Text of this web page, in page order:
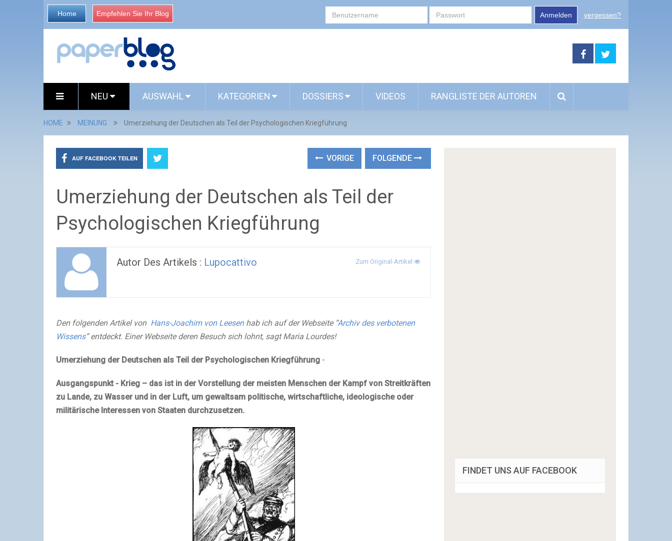
Home Empfehlen Sie Ihr Blog Anmelden vergessen?
NEU AUSWAHL KATEGORIEN DOSSIERS VIDEOS RANGLISTE DER AUTOREN
HOME MEINUNG Umerziehung der Deutschen als Teil der Psychologischen Kriegführung
AUF FACEBOOK TEILEN VORIGE FOLGENDE
Umerziehung der Deutschen als Teil der
Psychologischen Kriegführung
Autor Des Artikels : Lupocattivo Zum Original-Artikel
Den folgenden Artikel von Hans-Joachim von Leesenhab ich auf der Webseite “Archiv des verbotenen
Wissens” entdeckt. Einer Webseite deren Besuch sich lohnt, sagt Maria Lourdes!
Umerziehung der Deutschen als Teil der Psychologischen Kriegführung -
Ausgangspunkt - Krieg – das ist in der Vorstellung der meisten Menschen der Kampf von Streitkräften
zu Lande, zu Wasser und in der Luft, um gewaltsam politische, wirtschaftliche, ideologische oder
militärische Interessen von Staaten durchzusetzen.
FINDET UNS AUF FACEBOOK